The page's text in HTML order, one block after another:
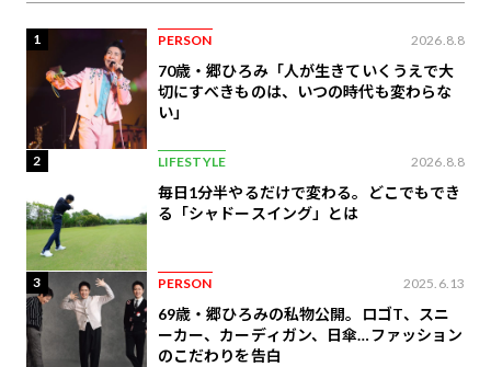
1 PERSON 2026.8.8
70歳・郷ひろみ「人が生きていくうえで大
切にすべきものは、いつの時代も変わらな
い」
2 LIFESTYLE 2026.8.8
毎日1分半やるだけで変わる。どこでもでき
る「シャドースイング」とは
3 PERSON 2025.6.13
69歳・郷ひろみの私物公開。ロゴT、スニ
ーカー、カーディガン、日傘…ファッション
のこだわりを告白